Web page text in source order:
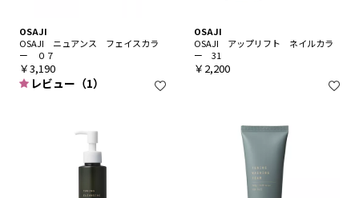
OSAJI
OSAJI ニュアンス フェイスカラ
ー ０７
￥3,190
レビュー（1）
OSAJI
OSAJI アップリフト ネイルカラ
ー 31
￥2,200